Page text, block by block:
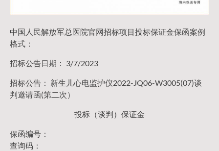
中国人民解放军总医院官网招标项目投标保证金保函案例
格式：
招标公告日期： 3/7/2023
招标公告： 新生儿心电监护仪2022-JQ06-W3005(07)谈
判邀请函(第二次）
投标（谈判）保证金
保函编号：
查询码：